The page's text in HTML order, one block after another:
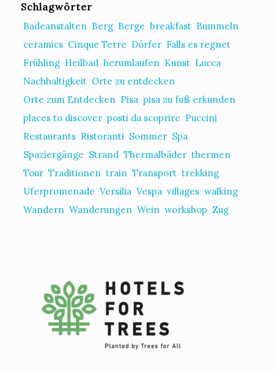
Schlagwörter
Badeanstalten Berg Berge breakfast Bummeln
ceramics Cinque Terre Dörfer Falls es regnet
Frühling Heilbad herumlaufen Kunst Lucca
Nachhaltigkeit Orte zu entdecken
Orte zum Entdecken Pisa pisa zu fuß erkunden
places to discover posti da scoprire Puccini
Restaurants Ristoranti Sommer Spa
Spaziergänge Strand Thermalbäder thermen
Tour Traditionen train Transport trekking
Uferpromenade Versilia Vespa villages walking
Wandern Wanderungen Wein workshop Zug